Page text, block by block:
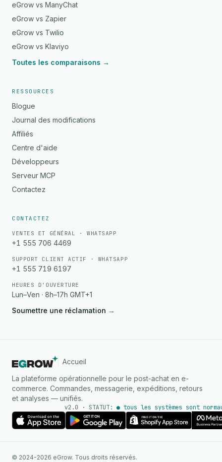
eGrow vs ManyChat
eGrow vs Zapier
eGrow vs Twilio
eGrow vs Klaviyo
Toutes les comparaisons →
RESSOURCES
Blogue
Journal des modifications
Affiliés
Centre d'aide
Développeurs
Serveur MCP
Contactez
CONTACTEZ
VENTES ET GÉNÉRAL · WHATSAPP
+1 555 706 4469
SUPPORT CLIENT ACTIF · WHATSAPP
+1 555 719 6197
HEURES D'OUVERTURE
Lun–Ven · 8h–17h GMT+1
Soumettre une réclamation →
Accueil
La plateforme opérationnelle pour le post-achat en e-
commerce. Commandes, messagerie, expéditions, retours
et analyses — unifiés.
v2.0 · STATUT: ● tous les systèmes sont
© 2024-2026 eGrow. Tous droits réservés.